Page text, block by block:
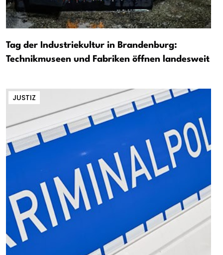
Tag der Industriekultur in Brandenburg:
Technikmuseen und Fabriken öffnen landesweit
JUSTIZ